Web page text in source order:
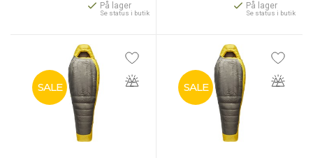
På lager
Se status i butik
På lager
Se status i butik
SALE SALE